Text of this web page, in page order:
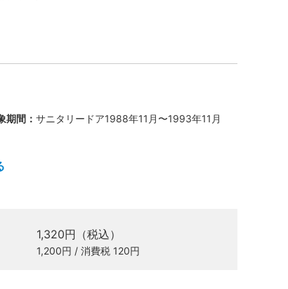
期間： サニタリードア1988年11月〜1993年11月
1,320円（税込）
1,200円 / 消費税 120円